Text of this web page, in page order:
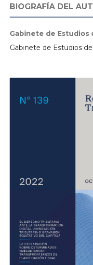
BIOGRAFÍA DEL
Gabinete de Estudios
Gabinete de Estudios